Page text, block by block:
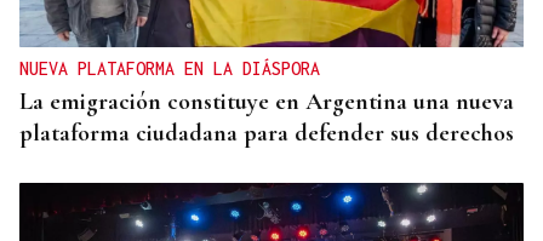
NUEVA PLATAFORMA EN LA DIÁSPORA
La emigración constituye en Argentina una nueva
plataforma ciudadana para defender sus derechos